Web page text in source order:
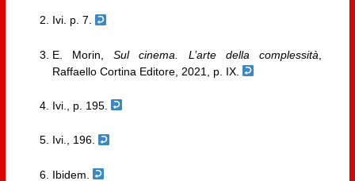
Ivi. p. 7.
E. Morin,Sul cinema. L’arte della complessità
Raffaello Cortina Editore, 2021, p. IX.
Ivi., p. 195.
Ivi., 196.
Ibidem.